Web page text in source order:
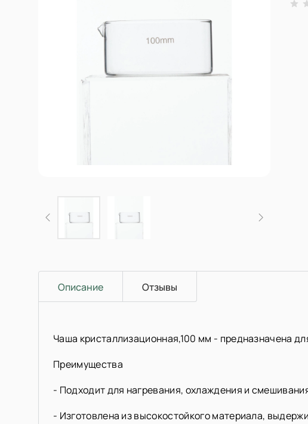
Описание Отзывы
Чаша кристаллизационная,100 мм - предназначена
Преимущества
- Подходит для нагревания, охлаждения и
- Изготовлена из высокостойкого материала,